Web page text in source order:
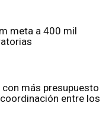
meta a 400 mil
con más presupuesto
entre los